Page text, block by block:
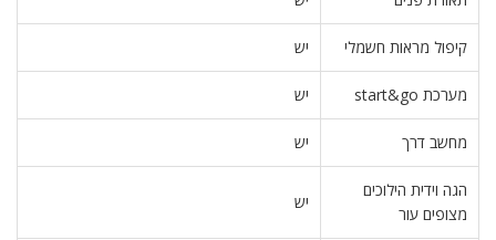
קיפול מראות חשמלי יש
מערכת start&go יש
מחשב דרך יש
הגה וידית הילוכים
מצופים עור
יש